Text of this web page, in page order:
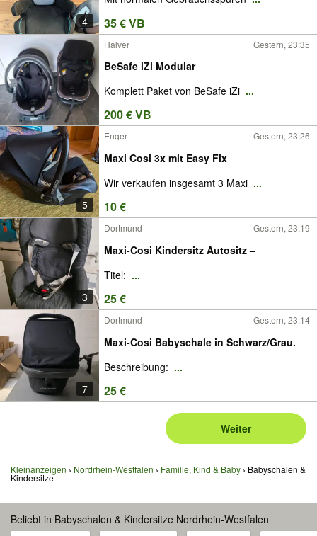
4 35 € VB
Halver Gestern, 23:35
BeSafe iZi Modular
Komplett Paket von BeSafe iZi ...
200 € VB
5
Enger Gestern, 23:26
Maxi Cosi 3x mit Easy Fix
Wir verkaufen insgesamt 3 Maxi ...
10 €
3
Dortmund Gestern, 23:19
Maxi-Cosi Kindersitz Autositz –
Titel: ...
25 €
7
Dortmund Gestern, 23:14
Maxi-Cosi Babyschale in Schwarz/Grau.
Beschreibung: ...
25 €
Weiter
Kleinanzeigen Nordrhein-Westfalen Familie, Kind & Baby Babyschalen &
Kindersitze
Beliebt in Babyschalen & Kindersitze Nordrhein-Westfalen